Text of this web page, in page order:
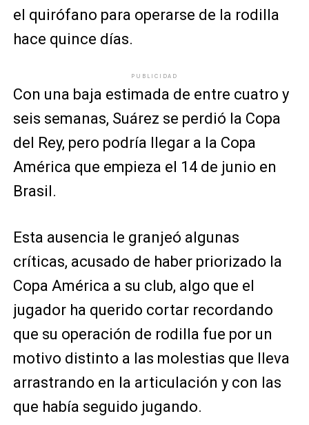
el quirófano para operarse de la rodilla
hace quince días.
PUBLICIDAD
Con una baja estimada de entre cuatro y
seis semanas, Suárez se perdió la Copa
del Rey, pero podría llegar a la Copa
América que empieza el 14 de junio en
Brasil.
Esta ausencia le granjeó algunas
críticas, acusado de haber priorizado la
Copa América a su club, algo que el
jugador ha querido cortar recordando
que su operación de rodilla fue por un
motivo distinto a las molestias que lleva
arrastrando en la articulación y con las
que había seguido jugando.